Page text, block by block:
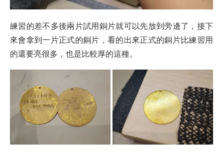
練習的差不多後兩片試用銅片就可以先放到旁邊了，接下
來會拿到一片正式的銅片，看的出來正式的銅片比練習用
的還要亮很多，也是比較厚的這種。